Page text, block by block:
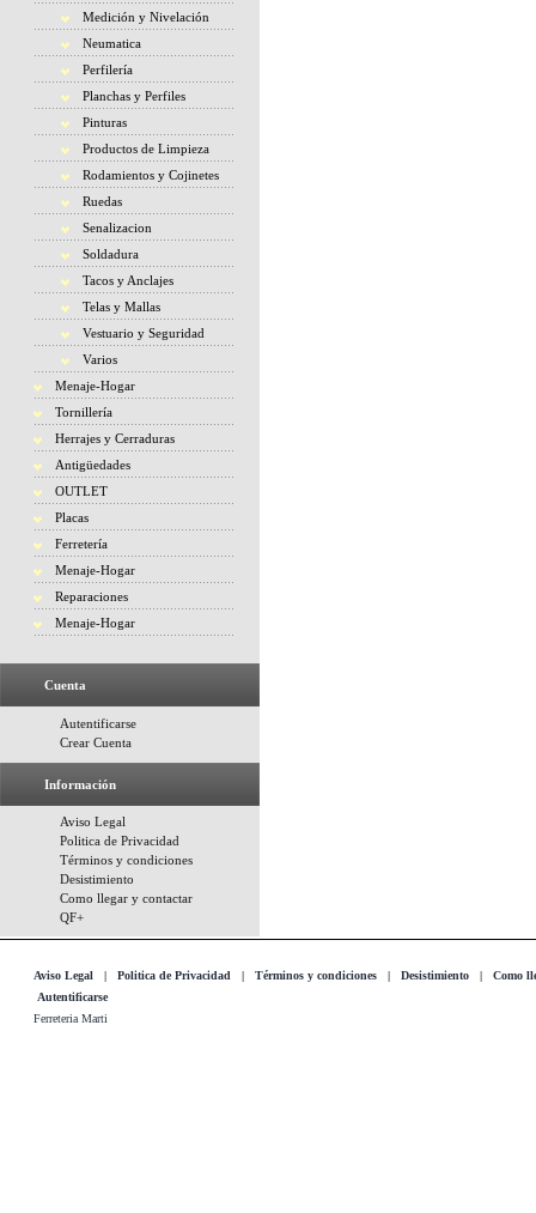
Medición y Nivelación
Neumatica
Perfilería
Planchas y Perfiles
Pinturas
Productos de Limpieza
Rodamientos y Cojinetes
Ruedas
Senalizacion
Soldadura
Tacos y Anclajes
Telas y Mallas
Vestuario y Seguridad
Varios
Menaje-Hogar
Tornillería
Herrajes y Cerraduras
Antigüedades
OUTLET
Placas
Ferretería
Menaje-Hogar
Reparaciones
Menaje-Hogar
Cuenta
Autentificarse
Crear Cuenta
Información
Aviso Legal
Politica de Privacidad
Términos y condiciones
Desistimiento
Como llegar y contactar
QF+
Aviso Legal | Politica de Privacidad | Términos y condiciones | Desistimiento | Como
Autentificarse
Ferreteria Marti